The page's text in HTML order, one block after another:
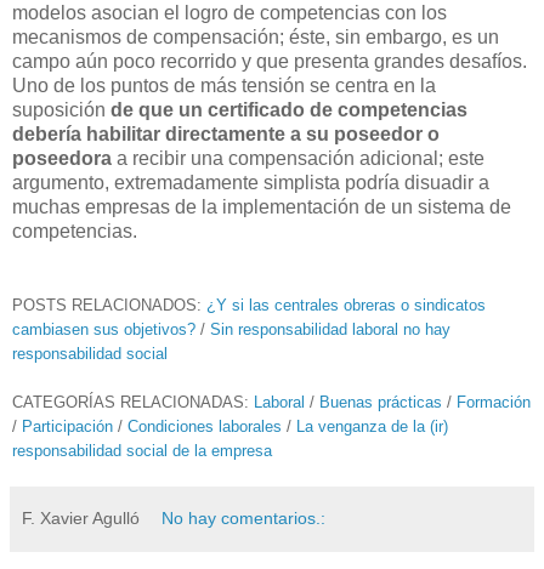
modelos asocian el logro de competencias con los
mecanismos de compensación; éste, sin embargo, es un
campo aún poco recorrido y que presenta grandes desafíos.
Uno de los puntos de más tensión se centra en la
suposición de que un certificado de competencias
debería habilitar directamente a su poseedor o
poseedora a recibir una compensación adicional; este
argumento, extremadamente simplista podría disuadir a
muchas empresas de la implementación de un sistema de
competencias.
POSTS RELACIONADOS: ¿Y si las centrales obreras o sindicatos
cambiasen sus objetivos? / Sin responsabilidad laboral no hay
responsabilidad social
CATEGORÍAS RELACIONADAS: Laboral / Buenas prácticas / Formación
/ Participación / Condiciones laborales / La venganza de la (ir)
responsabilidad social de la empresa
F. Xavier Agulló No hay comentarios.: